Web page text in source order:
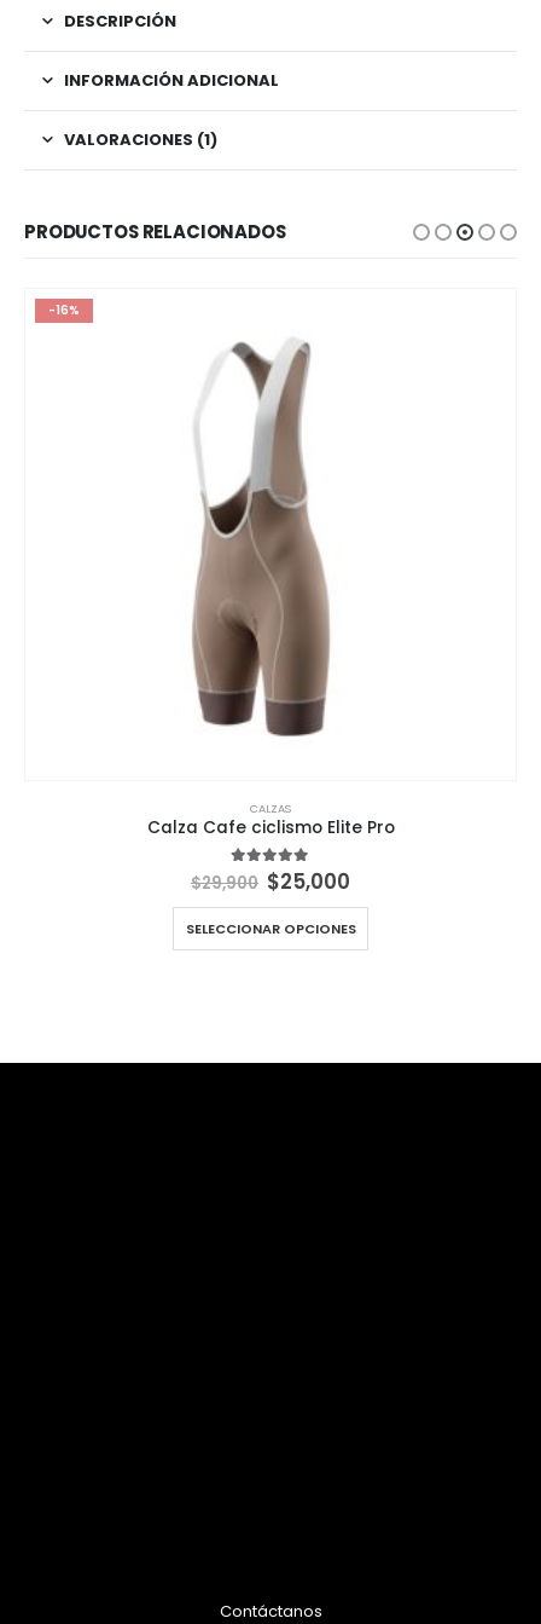
DESCRIPCIÓN
INFORMACIÓN ADICIONAL
VALORACIONES (1)
PRODUCTOS RELACIONADOS
-16%
CALZAS
Calza Cafe ciclismo Elite Pro
5.00out of 5
$29,900 El
precio
original
era:
$29,900.
$25,000El
precio
actual
es:
$25,000.
SELECCIONAR OPCIONES
Contáctanos